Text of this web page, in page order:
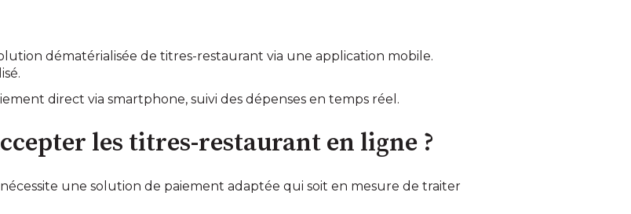
dématérialisée de titres-restaurant via une application mobile.
direct via smartphone, suivi des dépenses en temps réel.
les titres-restaurant en ligne ?
une solution de paiement adaptée qui soit en mesure de traiter